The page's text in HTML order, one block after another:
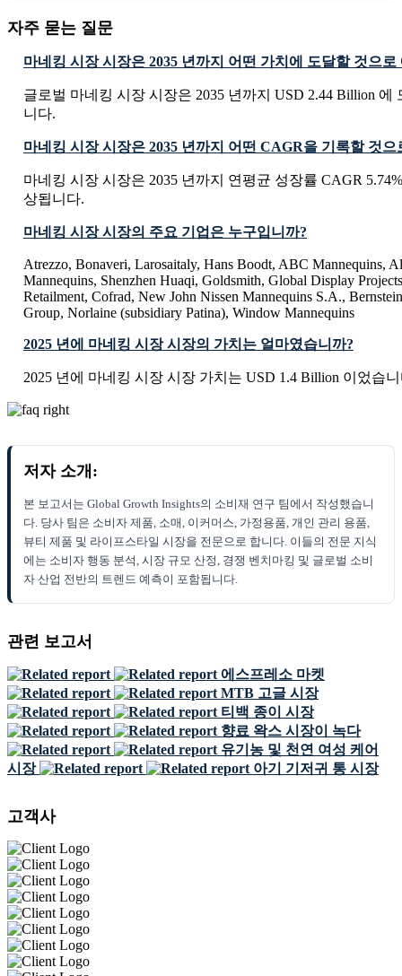
자주 묻는 질문
마네킹 시장 시장은 2035 년까지 어떤 가치에 도달할 것으로
글로벌 마네킹 시장 시장은 2035 년까지 USD 2.44 Billion 에
니다.
마네킹 시장 시장은 2035 년까지 어떤 CAGR을 기록할 것으
마네킹 시장 시장은 2035 년까지 연평균 성장률 CAGR
상됩니다.
마네킹 시장 시장의 주요 기업은 누구입니까?
Atrezzo, Bonaveri, Larosaitaly, Hans Boodt, ABC Mannequins,
Mannequins, Shenzhen Huaqi, Goldsmith, Global Display
Retailment, Cofrad, New John Nissen Mannequins S.A.,
Group, Norlaine (subsidiary Patina), Window Mannequins
2025 년에 마네킹 시장 시장의 가치는 얼마였습니까?
2025 년에 마네킹 시장 시장 가치는 USD 1.4 Billion 이었습
저자 소개:
본 보고서는 Global Growth Insights의 소비재 연구 팀에서 작성했습니
다. 당사 팀은 소비자 제품, 소매, 이커머스, 가정용품, 개인 관리 용품,
뷰티 제품 및 라이프스타일 시장을 전문으로 합니다. 이들의 전문 지식
에는 소비자 행동 분석, 시장 규모 산정, 경쟁 벤치마킹 및 글로벌 소비
자 산업 전반의 트렌드 예측이 포함됩니다.
관련 보고서
에스프레소 마켓
MTB 고글 시장
티백 종이 시장
향료 왁스 시장이 녹다
유기농 및 천연 여성 케어
시장
아기 기저귀 통 시장
고객사